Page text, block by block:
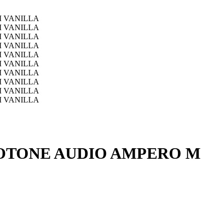
AUDIO AMPERO